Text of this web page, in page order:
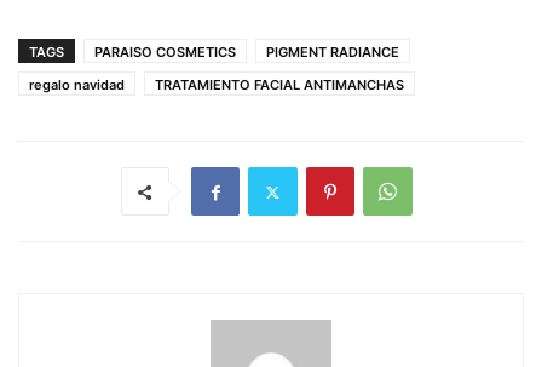
TAGS PARAISO COSMETICS
PIGMENT RADIANCE
regalo navidad
TRATAMIENTO FACIAL ANTIMANCHAS